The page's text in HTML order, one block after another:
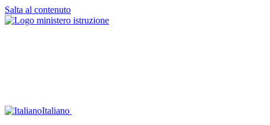
Salta al contenuto
Italiano